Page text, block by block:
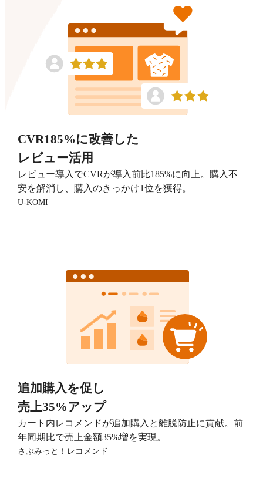
CVR185%に改善した
レビュー活用
レビュー導入でCVRが導入前比185%に向上。購入不
安を解消し、購入のきっかけ1位を獲得。
U-KOMI
追加購入を促し
売上35%アップ
カート内レコメンドが追加購入と離脱防止に貢献。前
年同期比で売上金額35%増を実現。
さぶみっと！レコメンド